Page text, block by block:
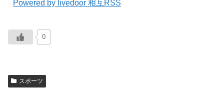
Powered by livedoor 相互RSS
0
スポーツ